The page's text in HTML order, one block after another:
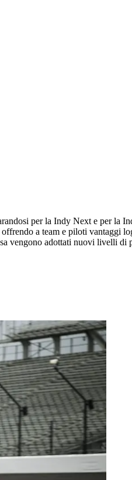
per la Indy Next e per la
a team e piloti vantaggi
vengono adottati nuovi livelli